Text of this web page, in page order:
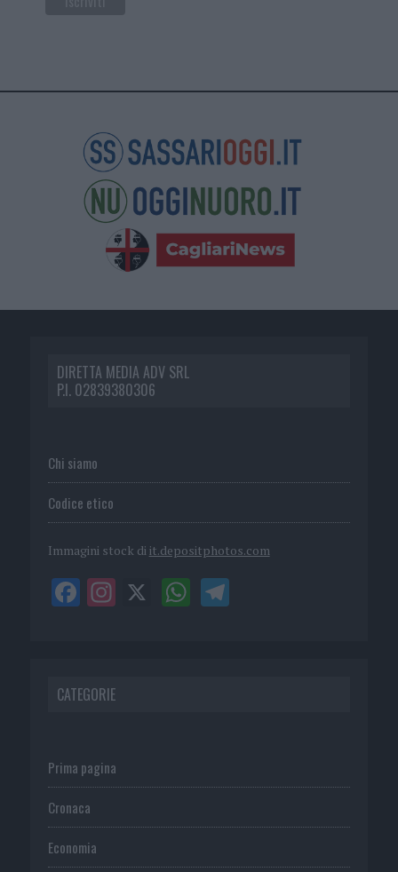
DIRETTA MEDIA ADV SRL
P.I. 02839380306
Chi siamo
Codice etico
Immagini stock di it.depositphotos.com
CATEGORIE
Prima pagina
Cronaca
Economia